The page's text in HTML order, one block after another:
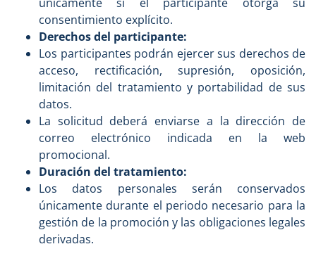
consentimiento explícito.
Derechos del participante:
Los participantes podrán ejercer sus derechos de
acceso, rectificación, supresión, oposición,
limitación del tratamiento y portabilidad de sus
datos.
La solicitud deberá enviarse a la dirección de
correo electrónico indicada en la web
promocional.
Duración del tratamiento:
Los datos personales serán conservados
únicamente durante el periodo necesario para la
gestión de la promoción y las obligaciones legales
derivadas.